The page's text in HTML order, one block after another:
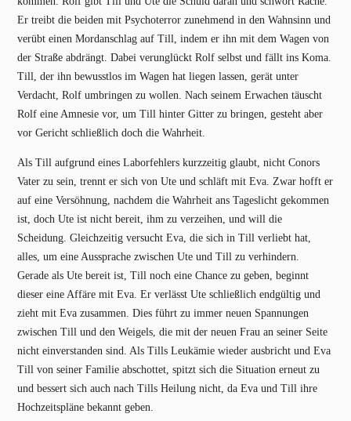
Er treibt die beiden mit Psychoterror zunehmend in den Wahnsinn und
verübt einen Mordanschlag auf Till, indem er ihn mit dem Wagen von
der Straße abdrängt. Dabei verunglückt Rolf selbst und fällt ins Koma.
Till, der ihn bewusstlos im Wagen hat liegen lassen, gerät unter
Verdacht, Rolf umbringen zu wollen. Nach seinem Erwachen täuscht
Rolf eine Amnesie vor, um Till hinter Gitter zu bringen, gesteht aber
vor Gericht schließlich doch die Wahrheit.
Als Till aufgrund eines Laborfehlers kurzzeitig glaubt, nicht Conors
Vater zu sein, trennt er sich von Ute und schläft mit Eva. Zwar hofft er
auf eine Versöhnung, nachdem die Wahrheit ans Tageslicht gekommen
ist, doch Ute ist nicht bereit, ihm zu verzeihen, und will die
Scheidung. Gleichzeitig versucht Eva, die sich in Till verliebt hat,
alles, um eine Aussprache zwischen Ute und Till zu verhindern.
Gerade als Ute bereit ist, Till noch eine Chance zu geben, beginnt
dieser eine Affäre mit Eva. Er verlässt Ute schließlich endgültig und
zieht mit Eva zusammen. Dies führt zu immer neuen Spannungen
zwischen Till und den Weigels, die mit der neuen Frau an seiner Seite
nicht einverstanden sind. Als Tills Leukämie wieder ausbricht und Eva
Till von seiner Familie abschottet, spitzt sich die Situation erneut zu
und bessert sich auch nach Tills Heilung nicht, da Eva und Till ihre
Hochzeitspläne bekannt geben.